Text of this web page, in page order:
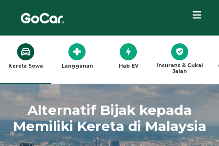
Kereta Sewa Langganan Hab EV
Insurans & Cukai
Jalan
Alternatif Bijak kepada
Memiliki Kereta di Malaysia